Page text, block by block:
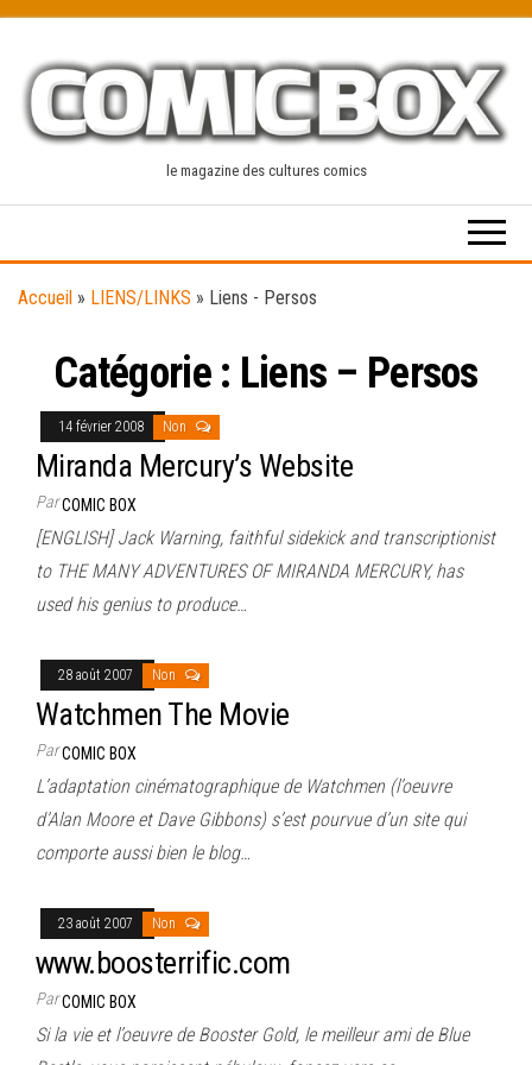
content
le magazine des cultures comics
Accueil » LIENS/LINKS » Liens - Persos
Catégorie : Liens – Persos
14 février 2008 Non
Miranda Mercury’s Website
ParCOMIC BOX
[ENGLISH] Jack Warning, faithful sidekick and transcriptionist
to THE MANY ADVENTURES OF MIRANDA MERCURY, has
used his genius to produce…
28 août 2007 Non
Watchmen The Movie
ParCOMIC BOX
L’adaptation cinématographique de Watchmen (l’oeuvre
d’Alan Moore et Dave Gibbons) s’est pourvue d’un site qui
comporte aussi bien le blog…
23 août 2007 Non
www.boosterrific.com
ParCOMIC BOX
Si la vie et l’oeuvre de Booster Gold, le meilleur ami de Blue